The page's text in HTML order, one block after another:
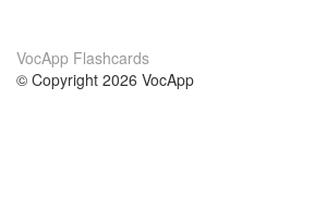
VocApp Flashcards
© Copyright 2026 VocApp